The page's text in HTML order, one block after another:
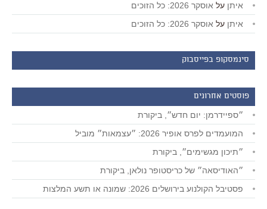
איתן על אוסקר 2026: כל הזוכים
איתן על אוסקר 2026: כל הזוכים
סינמסקופ בפייסבוק
פוסטים אחרונים
״ספיידרמן: יום חדש״, ביקורת
המועמדים לפרס אופיר 2026: ״עצמאות״ מוביל
״תיכון מגשימים״, ביקורת
״האודיסאה״ של כריסטופר נולאן, ביקורת
פסטיבל הקולנוע בירושלים 2026: שמונה או תשע המלצות